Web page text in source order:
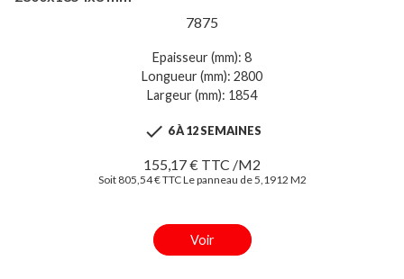
7875
Epaisseur (mm): 8
Longueur (mm): 2800
Largeur (mm): 1854
 6 À 12 SEMAINES
155,17 € TTC /M2
Soit 805,54 € TTC Le panneau de 5,1912 M2
Voir